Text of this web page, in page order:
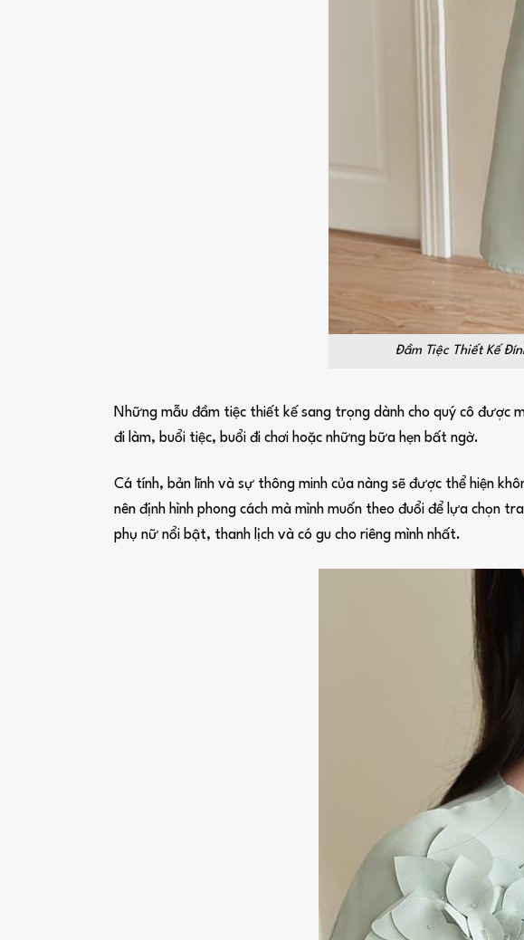
Đầm Tiệc Thiết Kế
Những mẫu đầm tiệc thiết kế sang trọng dành cho quý cô được
đi làm, buổi tiệc, buổi đi chơi hoặc những bữa hẹn bất ngờ.
Cá tính, bản lĩnh và sự thông minh của nàng sẽ được thể hiện
nên định hình phong cách mà mình muốn theo đuổi để lựa chọn
phụ nữ nổi bật, thanh lịch và có gu cho riêng mình nhất.